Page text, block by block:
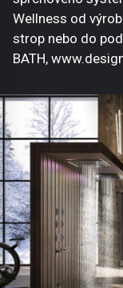
Wellness od
strop nebo do
BATH,